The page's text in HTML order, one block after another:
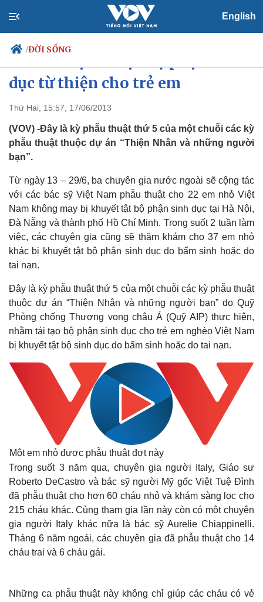
English
/ĐỜI SỐNG
Chính trị
Đảng
Tổ chức nhân sự
Quốc hội
Nhận diện sự thật
Tin 24h
Dự báo thời tiết
Việc làm
Biển đảo
dục từ thiện cho trẻ em
Thứ Hai, 15:57, 17/06/2013
(VOV) -Đây là kỳ phẫu thuật thứ 5 của một chuỗi các kỳ
phẫu thuật thuộc dự án “Thiện Nhân và những người
bạn”.
Từ ngày 13 – 29/6, ba chuyên gia nước ngoài sẽ cộng tác
với các bác sỹ Việt Nam phẫu thuật cho 22 em nhỏ Việt
Nam không may bị khuyết tật bộ phận sinh dục tại Hà Nội,
Đà Nẵng và thành phố Hồ Chí Minh. Trong suốt 2 tuần làm
việc, các chuyên gia cũng sẽ thăm khám cho 37 em nhỏ
khác bị khuyết tật bộ phận sinh dục do bẩm sinh hoặc do
tai nạn.
Đây là kỳ phẫu thuật thứ 5 của một chuỗi các kỳ phẫu thuật
thuộc dự án “Thiện Nhân và những người bạn” do Quỹ
Phòng chống Thương vong châu Á (Quỹ AIP) thực hiện,
nhằm tái tạo bộ phận sinh dục cho trẻ em nghèo Việt Nam
bị khuyết tật bộ sinh dục do bẩm sinh hoặc do tai nạn.
Một em nhỏ được phẫu thuật đợt này
Trong suốt 3 năm qua, chuyên gia người Italy, Giáo sư
Roberto DeCastro và bác sỹ người Mỹ gốc Việt Tuệ Đình
đã phẫu thuật cho hơn 60 cháu nhỏ và khám sàng lọc cho
215 cháu khác. Cùng tham gia lần này còn có một chuyên
gia người Italy khác nữa là bác sỹ Aurelie Chiappinelli.
Tháng 6 năm ngoái, các chuyên gia đã phẫu thuật cho 14
cháu trai và 6 cháu gái.
Những ca phẫu thuật này không chỉ giúp các cháu có vẻ